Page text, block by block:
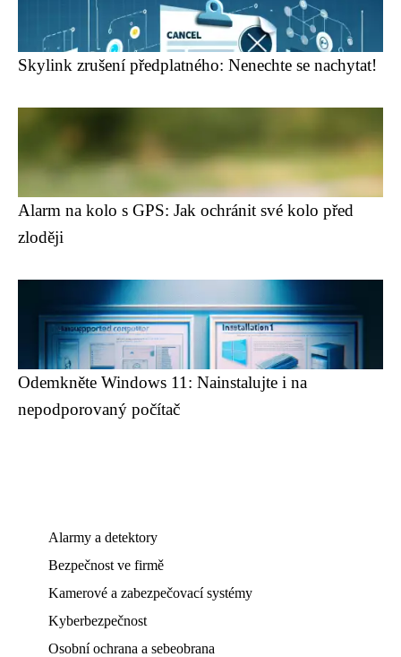
Skylink zrušení předplatného: Nenechte se nachytat!
Alarm na kolo s GPS: Jak ochránit své kolo před
zloději
Odemkněte Windows 11: Nainstalujte i na
nepodporovaný počítač
Alarmy a detektory
Bezpečnost ve firmě
Kamerové a zabezpečovací systémy
Kyberbezpečnost
Osobní ochrana a sebeobrana